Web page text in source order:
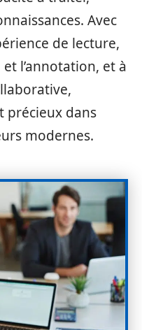
Avec
de lecture,
l’annotation, et à
précieux dans
modernes.